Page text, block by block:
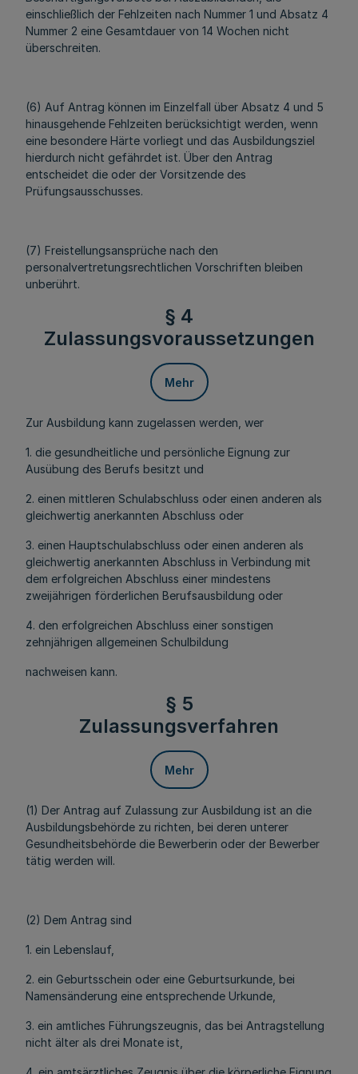
einschließlich der Fehlzeiten nach Nummer 1 und Absatz 4
Nummer 2 eine Gesamtdauer von 14 Wochen nicht
überschreiten.
(6) Auf Antrag können im Einzelfall über Absatz 4 und 5
hinausgehende Fehlzeiten berücksichtigt werden, wenn
eine besondere Härte vorliegt und das Ausbildungsziel
hierdurch nicht gefährdet ist. Über den Antrag
entscheidet die oder der Vorsitzende des
Prüfungsausschusses.
(7) Freistellungsansprüche nach den
personalvertretungsrechtlichen Vorschriften bleiben
unberührt.
§ 4
Zulassungsvoraussetzungen
Mehr
Zur Ausbildung kann zugelassen werden, wer
1. die gesundheitliche und persönliche Eignung zur
Ausübung des Berufs besitzt und
2. einen mittleren Schulabschluss oder einen anderen als
gleichwertig anerkannten Abschluss oder
3. einen Hauptschulabschluss oder einen anderen als
gleichwertig anerkannten Abschluss in Verbindung mit
dem erfolgreichen Abschluss einer mindestens
zweijährigen förderlichen Berufsausbildung oder
4. den erfolgreichen Abschluss einer sonstigen
zehnjährigen allgemeinen Schulbildung
nachweisen kann.
§ 5
Zulassungsverfahren
Mehr
(1) Der Antrag auf Zulassung zur Ausbildung ist an die
Ausbildungsbehörde zu richten, bei deren unterer
Gesundheitsbehörde die Bewerberin oder der Bewerber
tätig werden will.
(2) Dem Antrag sind
1. ein Lebenslauf,
2. ein Geburtsschein oder eine Geburtsurkunde, bei
Namensänderung eine entsprechende Urkunde,
3. ein amtliches Führungszeugnis, das bei Antragstellung
nicht älter als drei Monate ist,